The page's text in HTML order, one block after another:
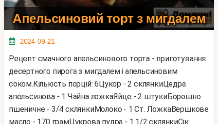
Апельсиновий торт з мигдалем
2024-09-21
Рецепт смачного апельсинового торта - приготування
десертного пирога з мигдалем і апельсиновим
соком.Кількість порцій: 6Цукор - 2 склянкиЦедра
апельсинова - 1 Чайна ложкаЯйце - 2 штукиБорошно
пшеничне - 3/4 склянкиМолоко - 1 Ст. ЛожкаВершкове
масло - 170 грамЦукрова пудра - 1 1/2 склянкиСік